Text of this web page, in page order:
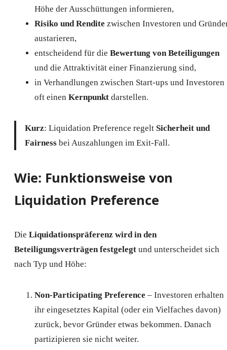
Höhe der Ausschüttungen informieren,
Risiko und Rendite zwischen Investoren und
austarieren,
entscheidend für die Bewertung von Beteiligungen
und die Attraktivität einer Finanzierung sind,
in Verhandlungen zwischen Start-ups und Investoren
oft einen Kernpunkt darstellen.
Kurz: Liquidation Preference regelt Sicherheit und
Fairness bei Auszahlungen im Exit-Fall.
Wie: Funktionsweise von
Liquidation Preference
Die Liquidationspräferenz wird in den
Beteiligungsverträgen festgelegt und unterscheidet sich
nach Typ und Höhe:
Non-Participating Preference – Investoren erhalten
ihr eingesetztes Kapital (oder ein Vielfaches davon)
zurück, bevor Gründer etwas bekommen. Danach
partizipieren sie nicht weiter.